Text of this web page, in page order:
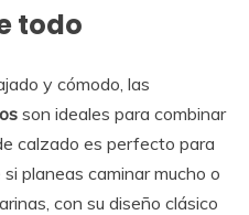
todo
y cómodo, las
son ideales para combinar
calzado es perfecto para
planeas caminar mucho o
con su diseño clásico